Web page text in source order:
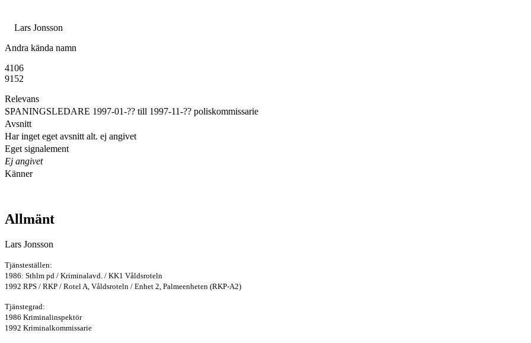
Lars Jonsson
Andra kända namn
4106
9152
Relevans
SPANINGSLEDARE 1997-01-?? till 1997-11-?? poliskommissarie
Avsnitt
Har inget eget avsnitt alt. ej angivet
Eget signalement
Ej angivet
Känner
Allmänt
Lars Jonsson
Tjänsteställen:
1986: Sthlm pd / Kriminalavd. / KK1 Våldsroteln
1992 RPS / RKP / Rotel A, Våldsroteln / Enhet 2, Palmeenheten (RKP-A2)
Tjänstegrad:
1986 Kriminalinspektör
1992 Kriminalkommissarie